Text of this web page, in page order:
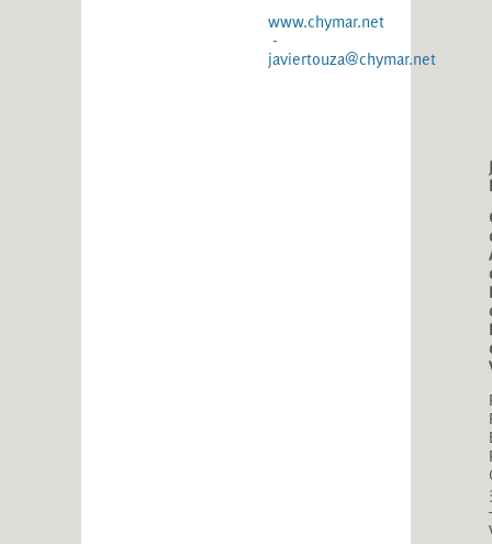
www.chymar.net
-
javiertouza@chymar.net